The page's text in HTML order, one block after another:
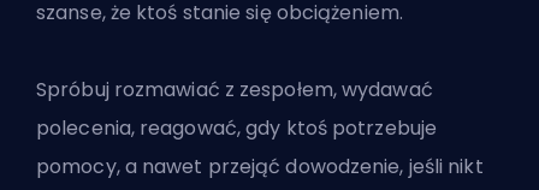
szanse, że ktoś stanie się obciążeniem.
Spróbuj rozmawiać z zespołem, wydawać
polecenia, reagować, gdy ktoś potrzebuje
pomocy, a nawet przejąć dowodzenie, jeśli nikt